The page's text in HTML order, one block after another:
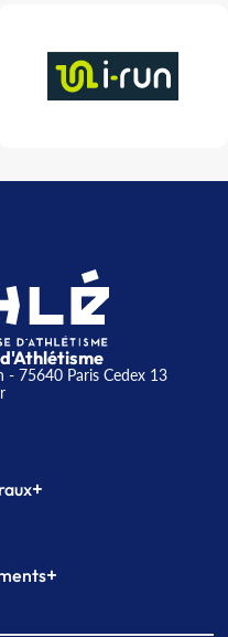
- 75640 Paris Cedex 13
+
+